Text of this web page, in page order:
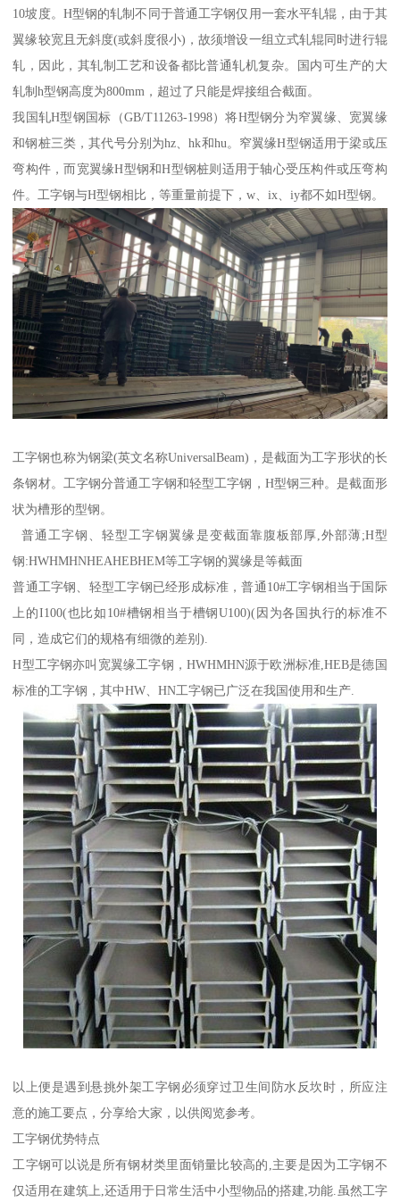
10坡度。H型钢的轧制不同于普通工字钢仅用一套水平轧辊，由于其
翼缘较宽且无斜度(或斜度很小)，故须增设一组立式轧辊同时进行辊
轧，因此，其轧制工艺和设备都比普通轧机复杂。国内可生产的大
轧制h型钢高度为800mm，超过了只能是焊接组合截面。
我国轧H型钢国标（GB/T11263-1998）将H型钢分为窄翼缘、宽翼缘
和钢桩三类，其代号分别为hz、hk和hu。窄翼缘H型钢适用于梁或压
弯构件，而宽翼缘H型钢和H型钢桩则适用于轴心受压构件或压弯构
件。工字钢与H型钢相比，等重量前提下，w、ix、iy都不如H型钢。
工字钢也称为钢梁(英文名称UniversalBeam)，是截面为工字形状的长
条钢材。工字钢分普通工字钢和轻型工字钢，H型钢三种。是截面形
状为槽形的型钢。
普通工字钢、轻型工字钢翼缘是变截面靠腹板部厚,外部薄;H型
钢:HWHMHNHEAHEBHEM等工字钢的翼缘是等截面
普通工字钢、轻型工字钢已经形成标准，普通10#工字钢相当于国际
上的I100(也比如10#槽钢相当于槽钢U100)(因为各国执行的标准不
同，造成它们的规格有细微的差别).
H型工字钢亦叫宽翼缘工字钢，HWHMHN源于欧洲标准,HEB是德国
标准的工字钢，其中HW、HN工字钢已广泛在我国使用和生产.
以上便是遇到悬挑外架工字钢必须穿过卫生间防水反坎时，所应注
意的施工要点，分享给大家，以供阅览参考。
工字钢优势特点
工字钢可以说是所有钢材类里面销量比较高的,主要是因为工字钢不
仅适用在建筑上,还适用于日常生活中小型物品的搭建,功能.虽然工字